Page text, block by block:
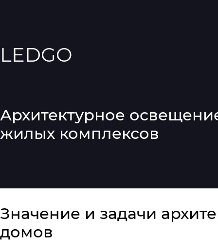
LEDGO
Архитектурное
жилых комплексов
Значение и задачи
домов